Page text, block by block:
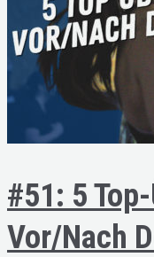
#51: 5
Vor/nach